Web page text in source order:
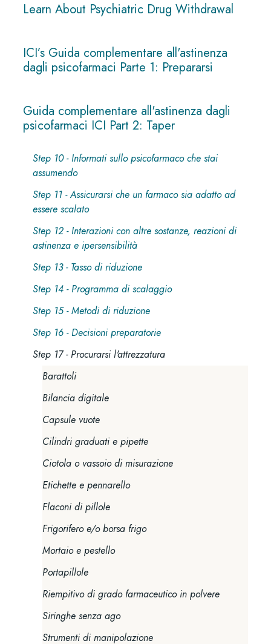
Learn About Psychiatric Drug Withdrawal
ICI’s Guida complementare all'astinenza
dagli psicofarmaci Parte 1: Prepararsi
Guida complementare all'astinenza dagli
psicofarmaci ICI Part 2: Taper
Step 10 - Informati sullo psicofarmaco che stai
assumendo
Step 11 - Assicurarsi che un farmaco sia adatto ad
essere scalato
Step 12 - Interazioni con altre sostanze, reazioni di
astinenza e ipersensibilità
Step 13 - Tasso di riduzione
Step 14 - Programma di scalaggio
Step 15 - Metodi di riduzione
Step 16 - Decisioni preparatorie
Step 17 - Procurarsi l'attrezzatura
Barattoli
Bilancia digitale
Capsule vuote
Cilindri graduati e pipette
Ciotola o vassoio di misurazione
Etichette e pennarello
Flaconi di pillole
Frigorifero e/o borsa frigo
Mortaio e pestello
Portapillole
Riempitivo di grado farmaceutico in polvere
Siringhe senza ago
Strumenti di manipolazione